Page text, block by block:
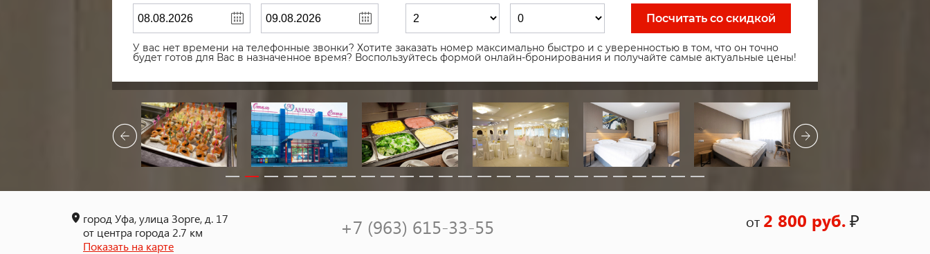
Посчитать со скидкой
У вас нет времени на телефонные звонки? Хотите заказать номер максимально быстро и с уверенностью в том, что он точно
будет готов для Вас в назначенное время? Воспользуйтесь формой онлайн-бронирования и получайте самые актуальные цены!
город Уфа, улица Зорге, д. 17
от центра города 2.7 км
Показать на карте
+7 (963) 615-33-55 от 2 800 руб.₽